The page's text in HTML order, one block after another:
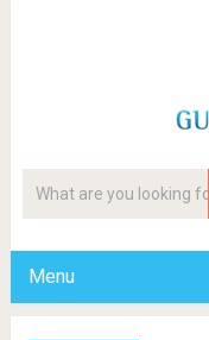
Menu